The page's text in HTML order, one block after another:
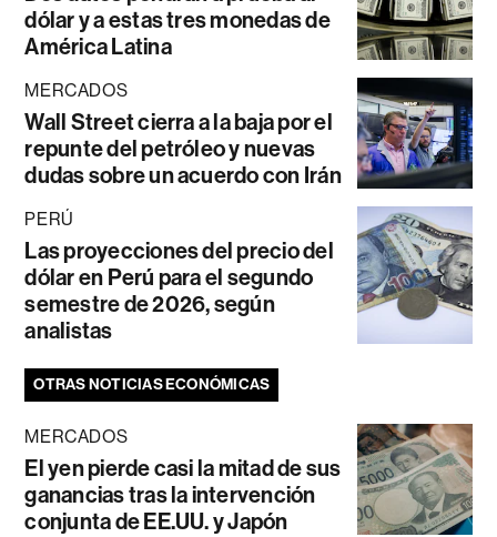
dólar y a estas tres monedas de
América Latina
MERCADOS
Wall Street cierra a la baja por el
repunte del petróleo y nuevas
dudas sobre un acuerdo con Irán
PERÚ
Las proyecciones del precio del
dólar en Perú para el segundo
semestre de 2026, según
analistas
OTRAS NOTICIAS ECONÓMICAS
MERCADOS
El yen pierde casi la mitad de sus
ganancias tras la intervención
conjunta de EE.UU. y Japón